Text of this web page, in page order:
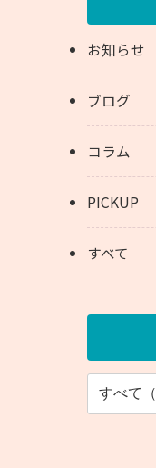
お知らせ
ブログ
コラム
PICKUP
すべて